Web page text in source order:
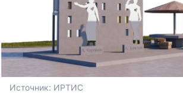
Источник: ИРТИС